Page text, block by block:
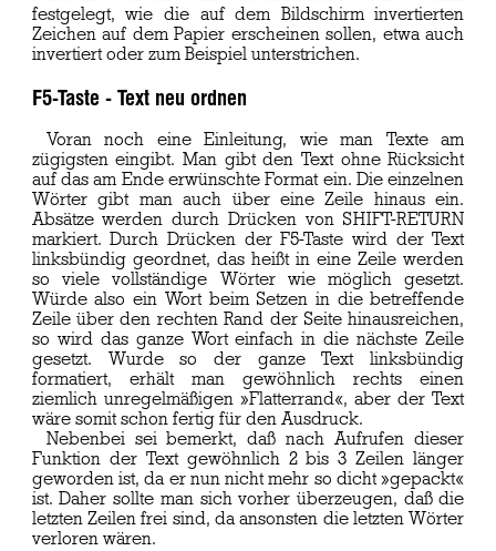
festgelegt, wie die auf dem Bildschirm invertierten
Zeichen auf dem Papier erscheinen sollen, etwa auch
invertiert oder zum Beispiel unterstrichen.
F5-Taste - Text neu ordnen
Voran noch eine Einleitung, wie man Texte am
zügigsten eingibt. Man gibt den Text ohne Rücksicht
auf das am Ende erwünschte Format ein. Die einzelnen
Wörter gibt man auch über eine Zeile hinaus ein.
Absätze werden durch Drücken von SHIFT-RETURN
markiert. Durch Drücken der F5-Taste wird der Text
linksbündig geordnet, das heißt in eine Zeile werden
so viele vollständige Wörter wie möglich gesetzt.
Würde also ein Wort beim Setzen in die betreffende
Zeile über den rechten Rand der Seite hinausreichen,
so wird das ganze Wort einfach in die nächste Zeile
gesetzt. Wurde so der ganze Text linksbündig
formatiert, erhält man gewöhnlich rechts einen
ziemlich unregelmäßigen »Flatterrand«, aber der Text
wäre somit schon fertig für den Ausdruck.
Nebenbei sei bemerkt, daß nach Aufrufen dieser
Funktion der Text gewöhnlich 2 bis 3 Zeilen länger
geworden ist, da er nun nicht mehr so dicht »gepackt«
ist. Daher sollte man sich vorher überzeugen, daß die
letzten Zeilen frei sind, da ansonsten die letzten Wörter
verloren wären.